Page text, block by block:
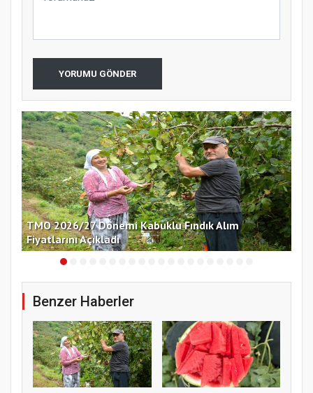
YORUMU GÖNDER
TMO 2026/27 Dönemi Kabuklu Fındık Alım
Fiyatlarını Açıkladı
Benzer Haberler